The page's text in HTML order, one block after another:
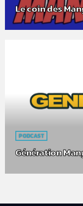
Le coin des
PODCAST
Génération